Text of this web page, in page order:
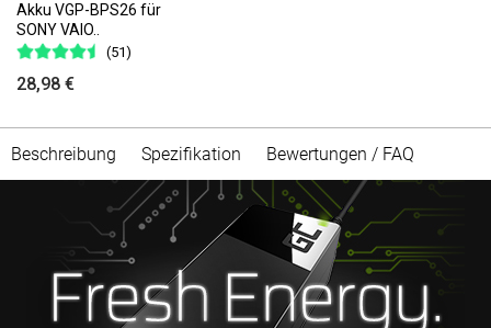
Akku VGP-BPS26 für
SONY VAIO..
(51)
28,98 €
Beschreibung Spezifikation Bewertungen / FAQ